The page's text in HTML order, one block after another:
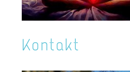
Kontakt